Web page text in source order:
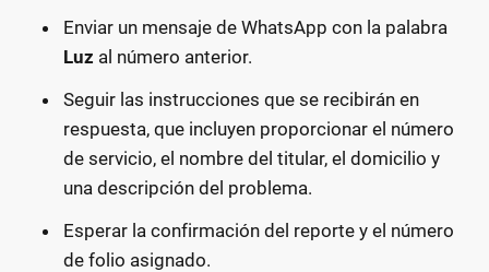
Enviar un mensaje de WhatsApp con la palabra
Luz al número anterior.
Seguir las instrucciones que se recibirán en
respuesta, que incluyen proporcionar el número
de servicio, el nombre del titular, el domicilio y
una descripción del problema.
Esperar la confirmación del reporte y el número
de folio asignado.